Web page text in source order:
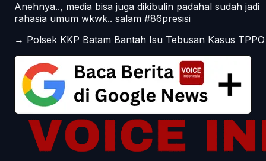
Anehnya.., media bisa juga dikibulin padahal sudah jadi
rahasia umum wkwk.. salam #86presisi
→ Polsek KKP Batam Bantah Isu Tebusan Kasus TPPO